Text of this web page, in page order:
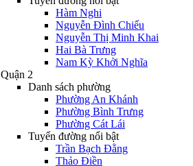
Hàm Nghi
Nguyễn Đình Chiểu
Nguyễn Thị Minh Khai
Hai Bà Trưng
Nam Kỳ Khởi Nghĩa
Quận 2
Danh sách phường
Phường An Khánh
Phường Bình Trưng
Phường Cát Lái
Tuyến đường nổi bật
Trần Bạch Đằng
Thảo Điền